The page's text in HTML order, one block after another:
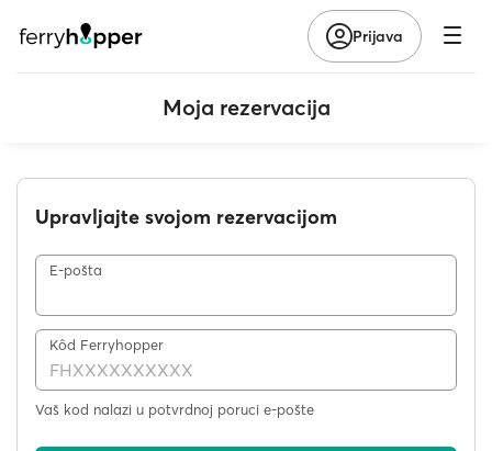
Prijava
Moja rezervacija
Upravljajte svojom rezervacijom
E-pošta
Kôd Ferryhopper
Vaš kod nalazi u potvrdnoj poruci e-pošte